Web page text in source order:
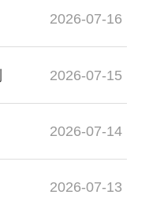
2026-07-16
2026-07-15
2026-07-14
2026-07-13